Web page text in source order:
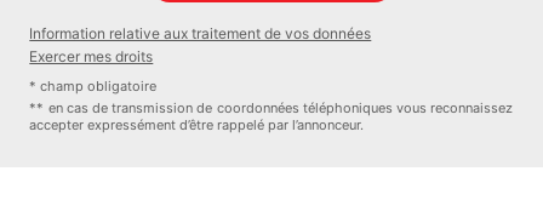
Information relative aux traitement de vos données
Exercer mes droits
* champ obligatoire
** en cas de transmission de coordonnées téléphoniques vous reconnaissez
accepter expressément d’être rappelé par l’annonceur.